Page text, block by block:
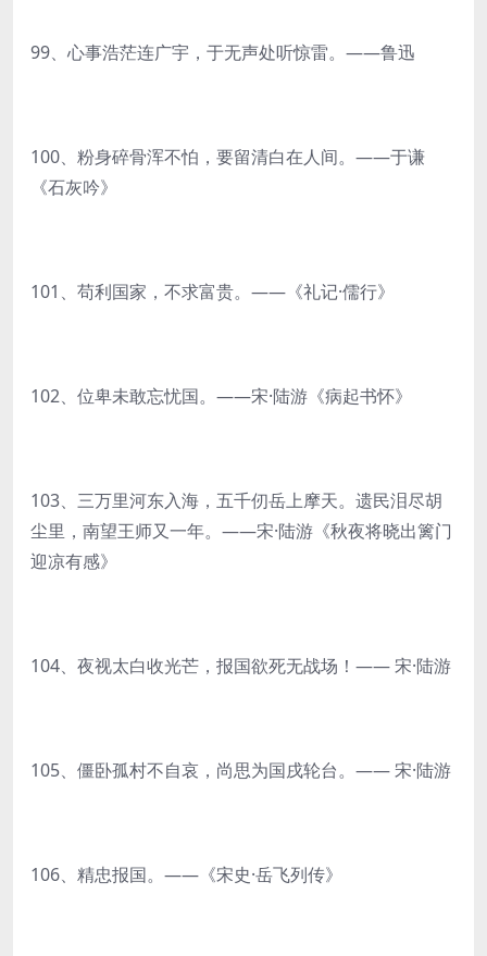
99、心事浩茫连广宇，于无声处听惊雷。——鲁迅
100、粉身碎骨浑不怕，要留清白在人间。——于谦
《石灰吟》
101、苟利国家，不求富贵。——《礼记·儒行》
102、位卑未敢忘忧国。——宋·陆游《病起书怀》
103、三万里河东入海，五千仞岳上摩天。遗民泪尽胡
尘里，南望王师又一年。——宋·陆游《秋夜将晓出篱门
迎凉有感》
104、夜视太白收光芒，报国欲死无战场！—— 宋·陆游
105、僵卧孤村不自哀，尚思为国戌轮台。—— 宋·陆游
106、精忠报国。——《宋史·岳飞列传》